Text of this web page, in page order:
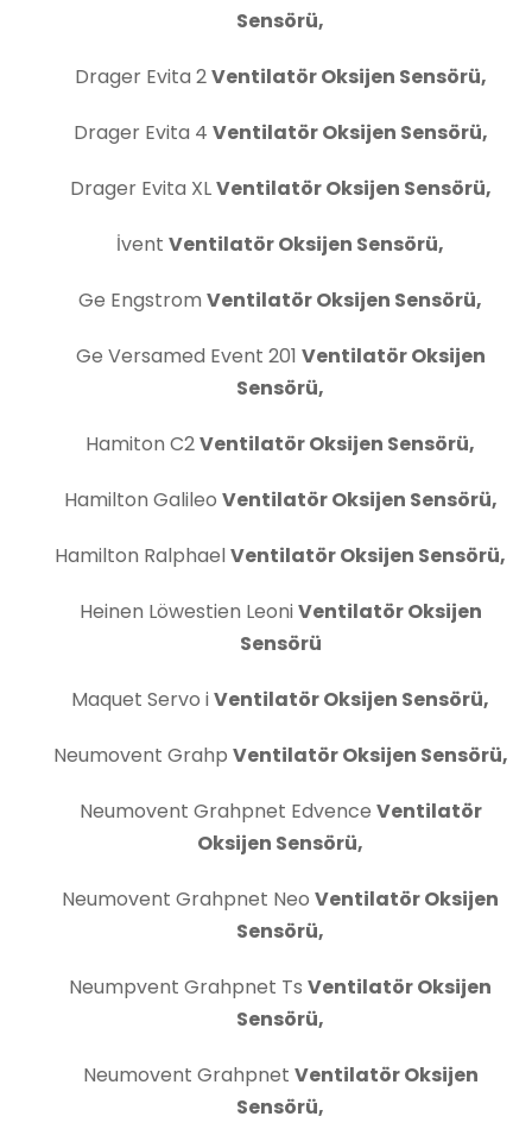
Sensörü,
Drager Evita 2Ventilatör Oksijen Sensörü,
Drager Evita 4 Ventilatör Oksijen Sensörü,
Drager Evita XLVentilatör Oksijen Sensörü,
İvent Ventilatör Oksijen Sensörü,
Ge Engstrom Ventilatör Oksijen Sensörü,
Ge Versamed Event 201 Ventilatör Oksijen
Sensörü,
Hamiton C2Ventilatör Oksijen Sensörü,
Hamilton Galileo Ventilatör Oksijen Sensörü,
Hamilton RalphaelVentilatör Oksijen Sensörü,
Heinen Löwestien LeoniVentilatör Oksijen
Sensörü
Maquet Servo iVentilatör Oksijen Sensörü,
Neumovent Grahp Ventilatör Oksijen Sensörü,
Neumovent Grahpnet Edvence Ventilatör
Oksijen Sensörü,
Neumovent Grahpnet Neo Ventilatör Oksijen
Sensörü,
Neumpvent Grahpnet Ts Ventilatör Oksijen
Sensörü,
Neumovent Grahpnet Ventilatör Oksijen
Sensörü,